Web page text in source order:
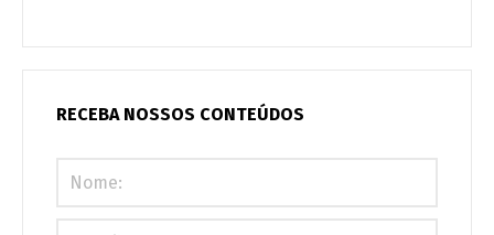
seu
RECEBA NOSSOS CONTEÚDOS